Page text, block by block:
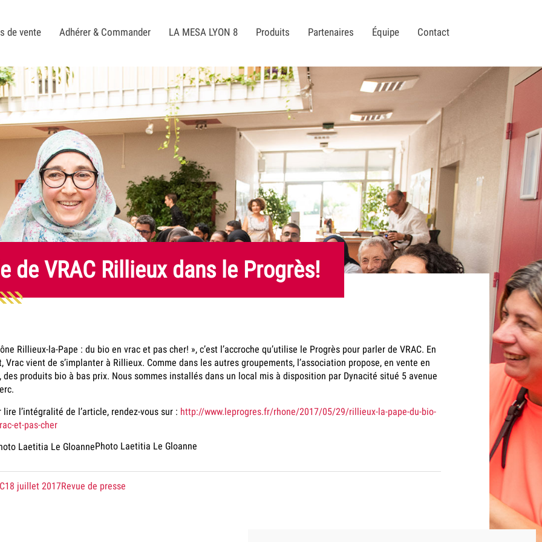
de vente Adhérer & Commander LA MESA LYON 8 Produits Partenaires Équipe Contact
de VRAC Rillieux dans le Progrès!
Rillieux-la-Pape : du bio en vrac et pas cher! », c’est l’accroche qu’utilise le Progrès pour parler de VRAC. En
Vrac vient de s’implanter à Rillieux. Comme dans les autres groupements, l’association propose, en vente en
des produits bio à bas prix. Nous sommes installés dans un local mis à disposition par Dynacité situé 5 avenue
lire l’intégralité de l’article, rendez-vous sur : http://www.leprogres.fr/rhone/2017/05/29/rillieux-la-pape-du-bio-
et-pas-cher
Photo Laetitia Le Gloanne
le
18 juillet 2017dans
Revue de presse